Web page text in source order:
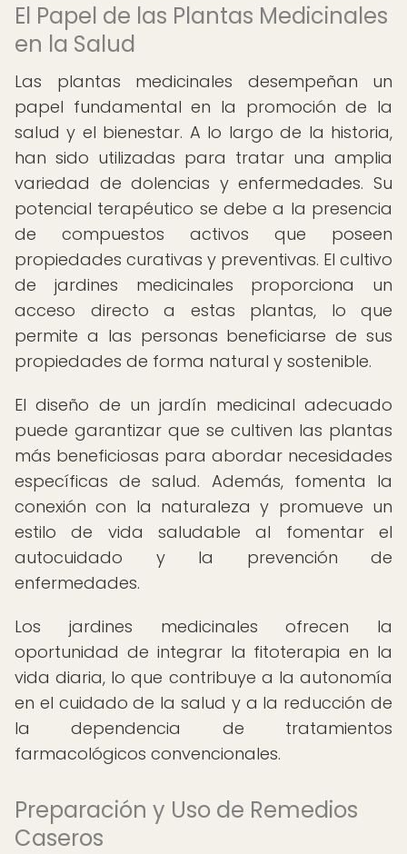
El Papel de las Plantas Medicinales
en la Salud
Las plantas medicinales desempeñan un
papel fundamental en la promoción de la
salud y el bienestar. A lo largo de la historia,
han sido utilizadas para tratar una amplia
variedad de dolencias y enfermedades. Su
potencial terapéutico se debe a la presencia
de compuestos activos que poseen
propiedades curativas y preventivas. El cultivo
de jardines medicinales proporciona un
acceso directo a estas plantas, lo que
permite a las personas beneficiarse de sus
propiedades de forma natural y sostenible.
El diseño de un jardín medicinal adecuado
puede garantizar que se cultiven las plantas
más beneficiosas para abordar necesidades
específicas de salud. Además, fomenta la
conexión con la naturaleza y promueve un
estilo de vida saludable al fomentar el
autocuidado y la prevención de
enfermedades.
Los jardines medicinales ofrecen la
oportunidad de integrar la fitoterapia en la
vida diaria, lo que contribuye a la autonomía
en el cuidado de la salud y a la reducción de
la dependencia de tratamientos
farmacológicos convencionales.
Preparación y Uso de Remedios
Caseros